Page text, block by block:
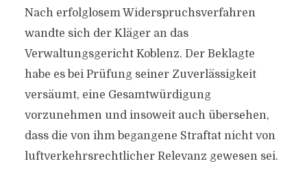
Nach erfolglosem Widerspruchsverfahren
wandte sich der Kläger an das
Verwaltungsgericht Koblenz. Der Beklagte
habe es bei Prüfung seiner Zuverlässigkeit
versäumt, eine Gesamtwürdigung
vorzunehmen und insoweit auch übersehen,
dass die von ihm begangene Straftat nicht von
luftverkehrsrechtlicher Relevanz gewesen sei.